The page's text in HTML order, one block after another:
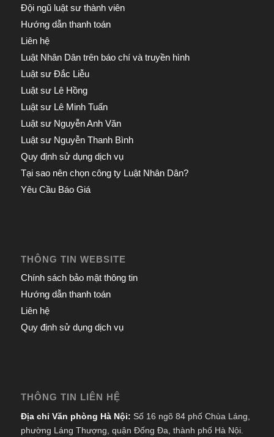
Đội ngũ luật sư thành viên
Hướng dẫn thanh toán
Liên hệ
Luật Nhân Dân trên báo chí và truyền hình
Luật sư Đắc Liễu
Luật sư Lê Hồng
Luật sư Lê Minh Tuấn
Luật sư Nguyễn Anh Văn
Luật sư Nguyễn Thanh Bình
Quy định sử dụng dịch vụ
Tại sao nên chọn công ty Luật Nhân Dân?
Yêu Cầu Báo Giá
THÔNG TIN WEBSITE
Chính sách bảo mật thông tin
Hướng dẫn thanh toán
Liên hệ
Quy định sử dụng dịch vụ
THÔNG TIN LIÊN HỆ
Địa chỉ Văn phòng Hà Nội: Số 16 ngõ 84 phố Chùa Láng,
phường Láng Thượng, quận Đống Đa, thành phố Hà Nội.